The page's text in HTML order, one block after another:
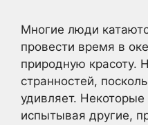
Многие люди
провести время в
природную красоту.
странностей,
удивляет.
испытывая другие,